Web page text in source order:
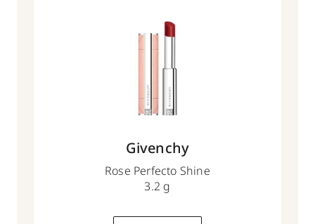
Givenchy
Rose Perfecto Shine
3.2 g